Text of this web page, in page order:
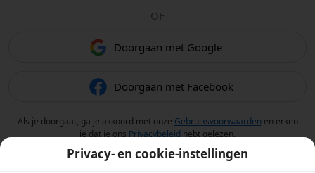
OF
Doorgaan met Google
Doorgaan met Facebook
Als je doorgaat, ga je akkoord met onze Gebruiksvoorwaarden en erken
je dat je ons Privacybeleid hebt gelezen.
Privacy- en cookie-instellingen